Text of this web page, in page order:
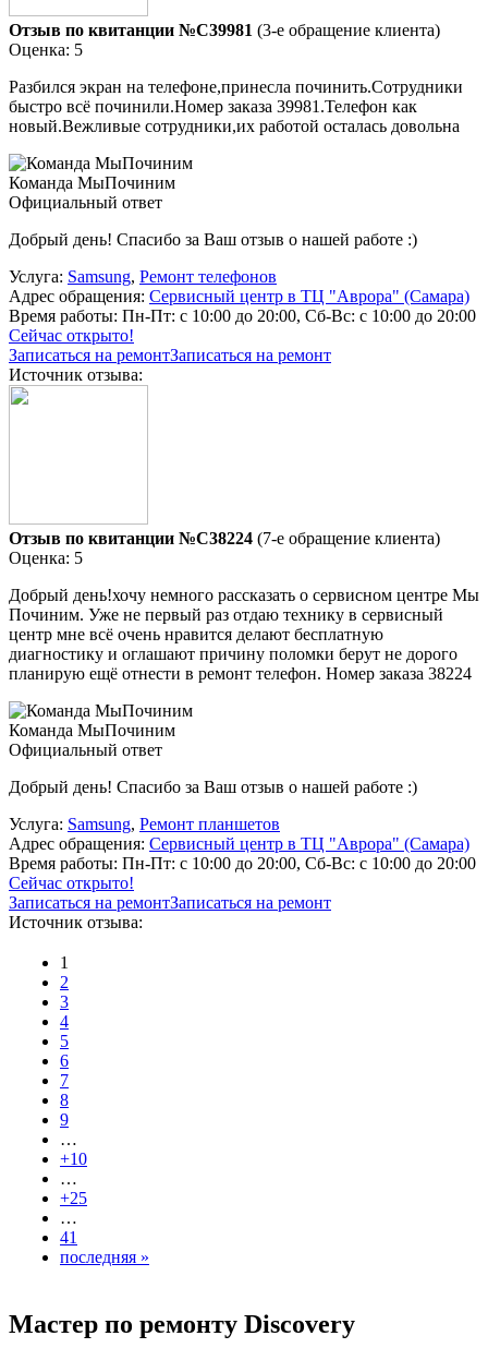
Отзыв по квитанции №C39981 (3-е обращение клиента)
Оценка: 5
Разбился экран на телефоне,принесла починить.Сотрудники
быстро всё починили.Номер заказа 39981.Телефон как
новый.Вежливые сотрудники,их работой осталась довольна
Команда МыПочиним
Официальный ответ
Добрый день! Спасибо за Ваш отзыв о нашей работе :)
Услуга: Samsung, Ремонт телефонов
Адрес обращения: Сервисный центр в ТЦ "Аврора" (Самара)
Время работы: Пн-Пт: с 10:00 до 20:00, Сб-Вс: с 10:00 до 20:00
Сейчас открыто!
Записаться на ремонтЗаписаться на ремонт
Источник отзыва:
Отзыв по квитанции №C38224 (7-е обращение клиента)
Оценка: 5
Добрый день!хочу немного рассказать о сервисном центре Мы
Починим. Уже не первый раз отдаю технику в сервисный
центр мне всё очень нравится делают бесплатную
диагностику и оглашают причину поломки берут не дорого
планирую ещё отнести в ремонт телефон. Номер заказа 38224
Команда МыПочиним
Официальный ответ
Добрый день! Спасибо за Ваш отзыв о нашей работе :)
Услуга: Samsung, Ремонт планшетов
Адрес обращения: Сервисный центр в ТЦ "Аврора" (Самара)
Время работы: Пн-Пт: с 10:00 до 20:00, Сб-Вс: с 10:00 до 20:00
Сейчас открыто!
Записаться на ремонтЗаписаться на ремонт
Источник отзыва:
1
2
3
4
5
6
7
8
9
…
+10
…
+25
…
41
последняя »
Мастер по ремонту Discovery